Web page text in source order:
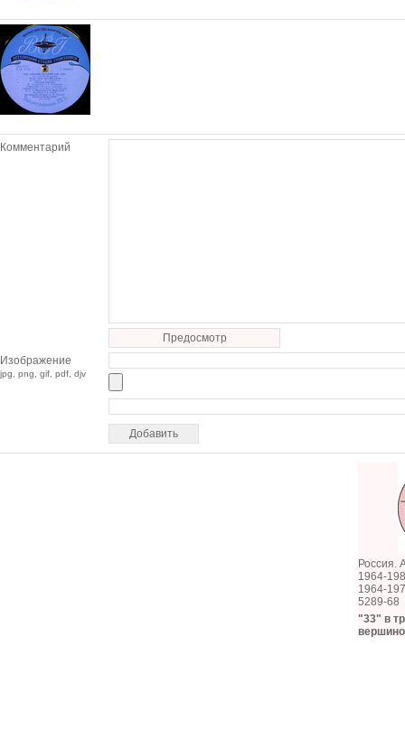
Комментарий
Предосмотр
Изображение
jpg, png, gif, pdf, djv
Россия.
1964-
1964-
5289-68
"33" в